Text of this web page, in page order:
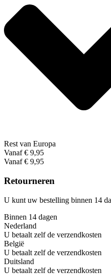
Rest van Europa
Vanaf € 9,95
Vanaf € 9,95
Retourneren
U kunt uw bestelling binnen 14
Binnen 14 dagen
Nederland
U betaalt zelf de verzendkosten
België
U betaalt zelf de verzendkosten
Duitsland
U betaalt zelf de verzendkosten